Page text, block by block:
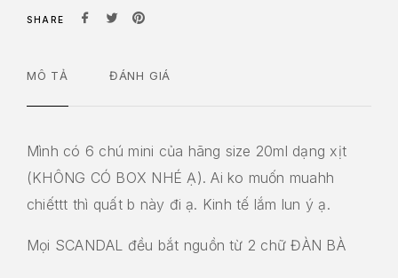
SHARE
MÔ TẢ ĐÁNH GIÁ
Mình có 6 chú mini của hãng size 20ml dạng xịt
(KHÔNG CÓ BOX NHÉ Ạ). Ai ko muốn muahh
chiếttt thì quất b này đi ạ. Kinh tế lắm lun ý ạ.
Mọi SCANDAL đều bắt nguồn từ 2 chữ ĐÀN BÀ